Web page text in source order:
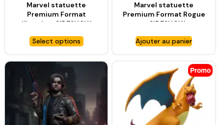
Marvel statuette
Premium Format
Kingpin – SIDESHOW
Select options
Marvel statuette
Premium Format Rogue
– SIDESHOW
Ajouter au panier
Promo